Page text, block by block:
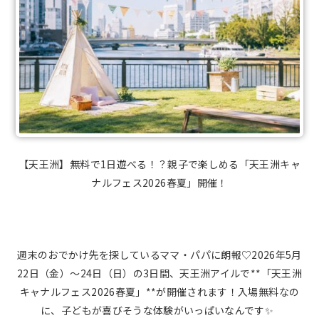
【天王洲】無料で1日遊べる！？親子で楽しめる「天王洲キャ
ナルフェス2026春夏」開催！
週末のおでかけ先を探しているママ・パパに朗報♡2026年5月
22日（金）〜24日（日）の3日間、天王洲アイルで**「天王洲
キャナルフェス2026春夏」**が開催されます！入場無料なの
に、子どもが喜びそうな体験がいっぱいなんです✨